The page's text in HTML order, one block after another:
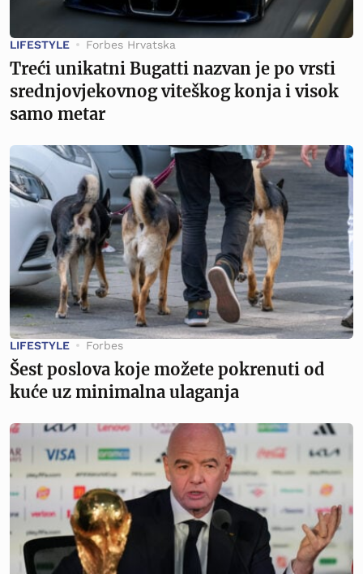
LIFESTYLE Forbes Hrvatska
Treći unikatni Bugatti nazvan je po vrsti
srednjovjekovnog viteškog konja i visok
samo metar
LIFESTYLE Forbes
Šest poslova koje možete pokrenuti od
kuće uz minimalna ulaganja